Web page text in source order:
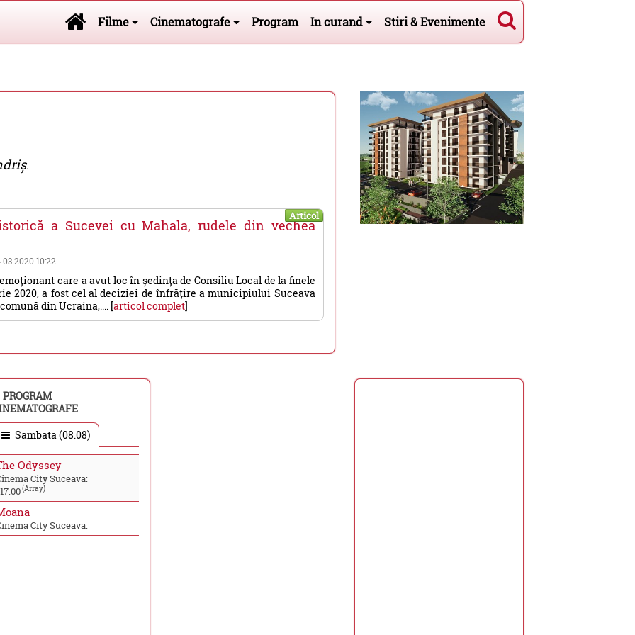
Filme Cinematografe Program In curand Stiri & Evenimente
.
Articol
a Sucevei cu Mahala, rudele din vechea
10:22
care a avut loc în ședința de Consiliu Local de la finele
2020, a fost cel al deciziei de înfrățire a municipiului Suceava
din Ucraina,.... [articol complet]
PROGRAM
Sambata (08.08)
Odyssey
City Suceava:
17:00(Array)
City Suceava: